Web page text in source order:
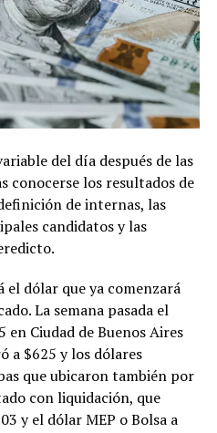
del día después de las
conocerse los resultados de
de internas, las
candidatos y las
dólar que ya comenzará
La semana pasada el
Ciudad de Buenos Aires
a $625 y los dólares
que ubicaron también por
con liquidación, que
y el dólar MEP o Bolsa a